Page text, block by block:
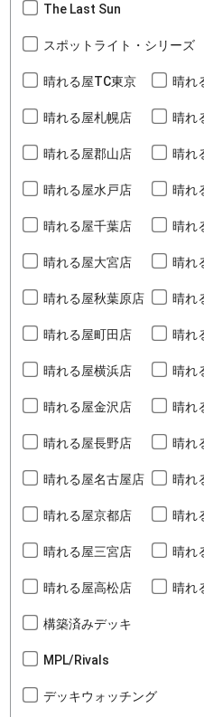
The Last Sun
スポットライト・シリーズ
晴れる屋TC東京 晴れ
晴れる屋札幌店 晴れ
晴れる屋郡山店 晴れ
晴れる屋水戸店 晴れ
晴れる屋千葉店 晴れ
晴れる屋大宮店 晴れ
晴れる屋秋葉原店 晴れ
晴れる屋町田店 晴れ
晴れる屋横浜店 晴れ
晴れる屋金沢店 晴れ
晴れる屋長野店 晴れ
晴れる屋名古屋店 晴れ
晴れる屋京都店 晴れ
晴れる屋三宮店 晴れ
晴れる屋高松店 晴れ
構築済みデッキ
MPL/Rivals
デッキウォッチング